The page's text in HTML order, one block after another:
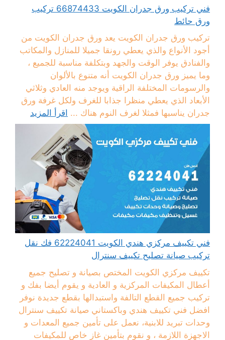
فني تركيب ورق جدران الكويت 66874433 تركيب
ورق حائط
تركيب ورق جدران الكويت يعد ورق جدران الكويت من
أجود الأنواع والذي يعطي رونقا جميلا للمنازل والمكاتب
والفنادق يوفر الوقت والجهد وبتكلفة مناسبة للجميع ،
وما يميز ورق جدران الكويت أنه متنوع بالألوان
والرسومات المختلفة الراقية ويوجد منه العادي وثلاثي
الأبعاد الذي يعطي منظرا جذابا للغرف ولكل غرفة ورق
جدران يناسبها فمثلا لغرف النوم هناك ... اقرأ المزيد
فني تكييف مركزي هندي الكويت 62224041 فك نقل
تركيب صيانة تصليح تكييف سنترال
تكييف مركزي الكويت المختص بصيانة و تصليح جميع
أعطال المكيفات المركزية و العادية و يقوم أيضا بفك و
تركيب جميع القطع التالفة واستبدالها بقطع جديدة نوفر
افضل فني تكييف هندي وباكستاني صيانة تكييف سنترال
وحدات تبريد للابنية، نعمل على تأمين جميع المعدات و
الاجهزة اللازمة ، و نقوم بتأمين غاز خاص للمكيفات